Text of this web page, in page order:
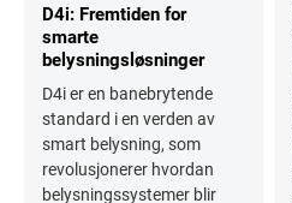
D4i: Fremtiden for
smarte
belysningsløsninger
D4i er en banebrytende
standard i en verden av
smart belysning, som
revolusjonerer hvordan
belysningssystemer blir